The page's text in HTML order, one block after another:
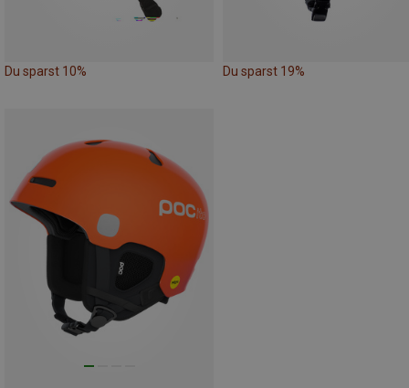
Du sparst 10% Du sparst 19%